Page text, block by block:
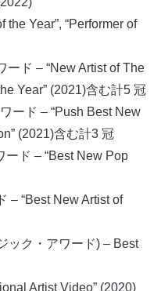
the Year”, “Performer of
ド – “New Artist of The
Year” (2021)含む計5 冠
ード – “Push Best New
(2021)含む計3 冠
ド – “Best New Pop
– “Best New Artist of
ック・アワード) – Best
Artist Video” (2020)